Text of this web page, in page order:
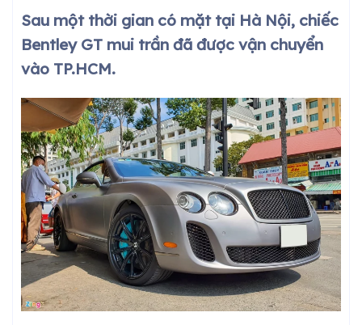
Sau một thời gian có mặt tại Hà Nội, chiếc
Bentley GT mui trần đã được vận chuyển
vào TP.HCM.